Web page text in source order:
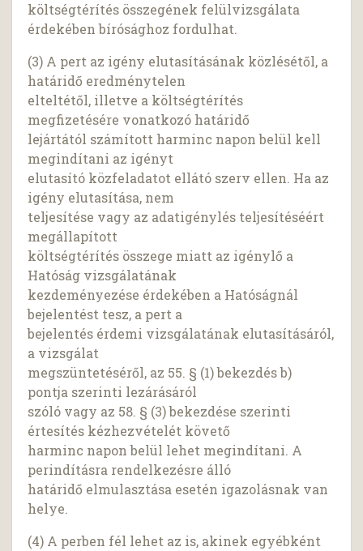
költségtérítés összegének felülvizsgálata
érdekében bírósághoz fordulhat.
(3) A pert az igény elutasításának közlésétől, a
határidő eredménytelen
elteltétől, illetve a költségtérítés
megfizetésére vonatkozó határidő
lejártától számított harminc napon belül kell
megindítani az igényt
elutasító közfeladatot ellátó szerv ellen. Ha az
igény elutasítása, nem
teljesítése vagy az adatigénylés teljesítéséért
megállapított
költségtérítés összege miatt az igénylő a
Hatóság vizsgálatának
kezdeményezése érdekében a Hatóságnál
bejelentést tesz, a pert a
bejelentés érdemi vizsgálatának elutasításáról,
a vizsgálat
megszüntetéséről, az 55. § (1) bekezdés b)
pontja szerinti lezárásáról
szóló vagy az 58. § (3) bekezdése szerinti
értesítés kézhezvételét követő
harminc napon belül lehet megindítani. A
perindításra rendelkezésre álló
határidő elmulasztása esetén igazolásnak van
helye.
(4) A perben fél lehet az is, akinek egyébként